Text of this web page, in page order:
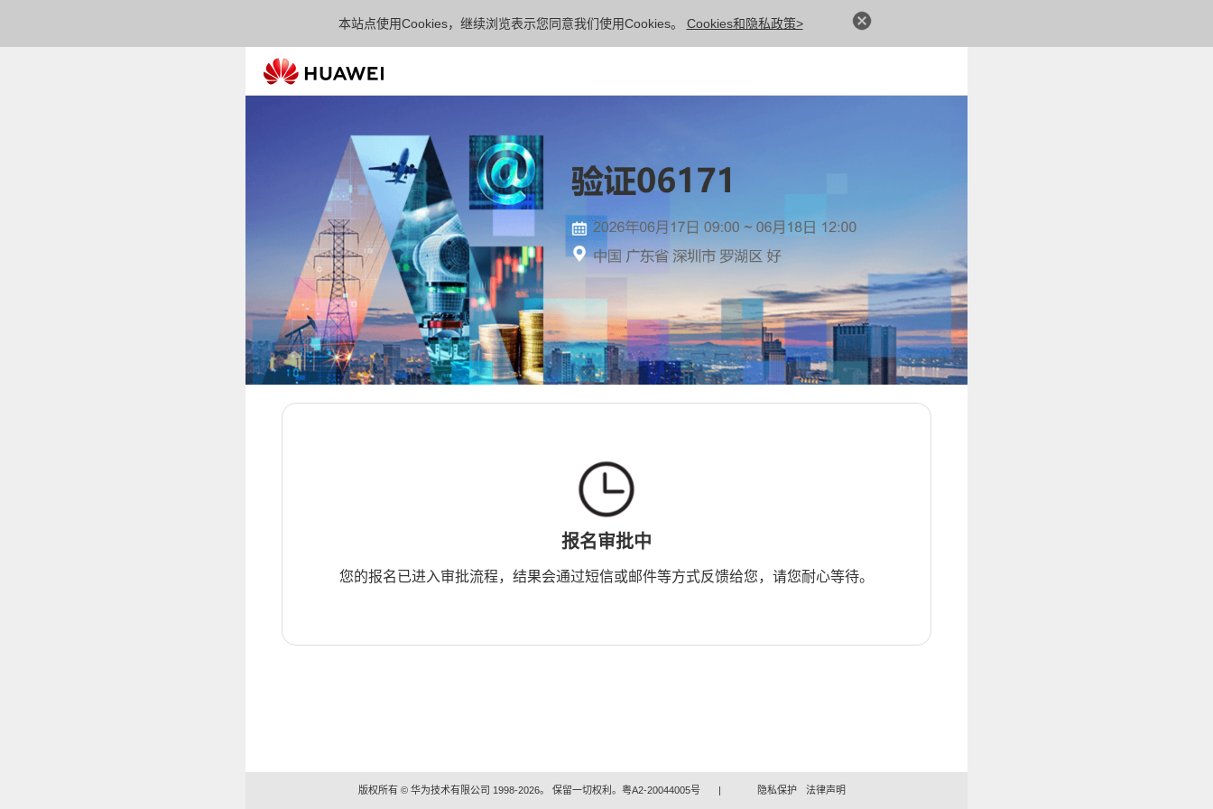
本站点使用Cookies，继续浏览表示您同意我们使用Cookies。 Cookies和隐私政策>
报名审批中
您的报名已进入审批流程，结果会通过短信或邮件等方式反馈给您，请您耐心等待。
版权所有 © 华为技术有限公司 1998-2026。 保留一切权利。粤A2-20044005号 | 隐私保护 法律声明